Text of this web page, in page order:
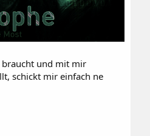
braucht und mit mir
schickt mir einfach ne